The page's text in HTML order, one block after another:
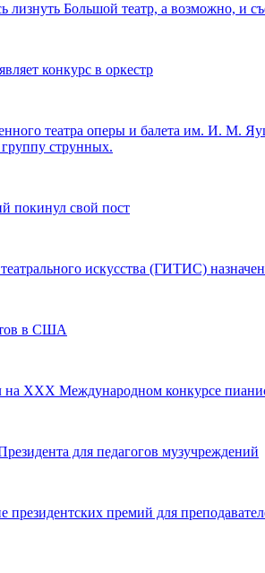
лизнуть Большой театр, а возможно, и
конкурс в оркестр
театра оперы и балета им. И. М.
струнных.
покинул свой пост
искусства (ГИТИС)
в США
на XXX Международном конкурсе
для педагогов музучреждений
президентских премий для